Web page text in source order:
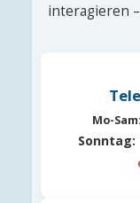
interagieren
Mo-Sam:
Sonntag: